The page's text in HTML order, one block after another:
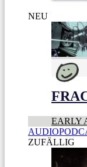
NEU
EARLY
ZUFÄLLIG